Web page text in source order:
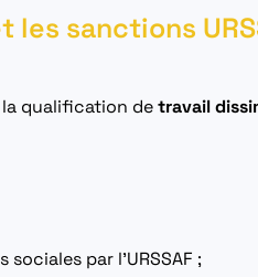
sanctions
qualification detravail
par l’URSSAF ;